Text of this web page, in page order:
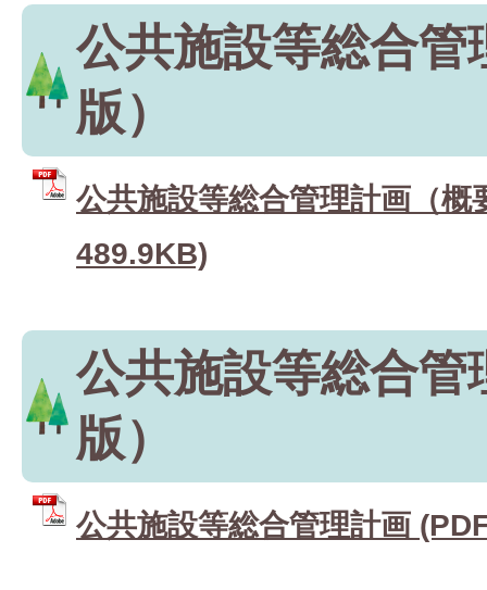
公共施設等総合管
版）
公共施設等総合管理計画（
489.9KB)
公共施設等総合管
版）
公共施設等総合管理計画